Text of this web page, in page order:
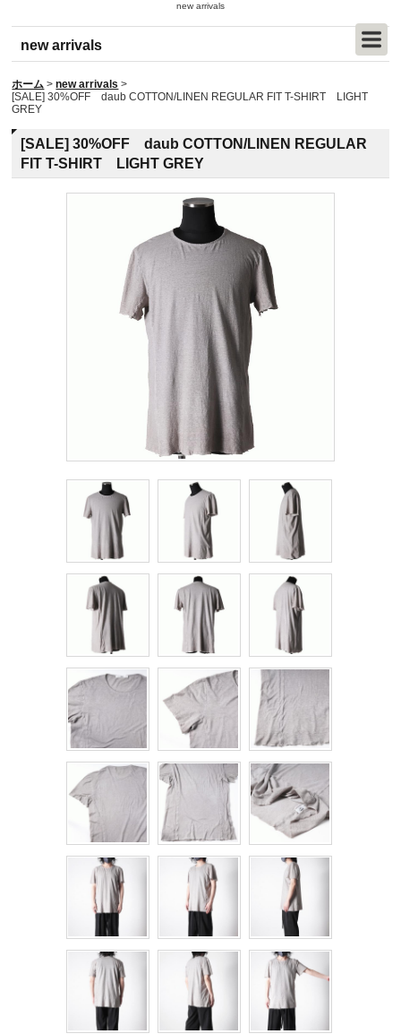
new arrivals
new arrivals
ホーム > new arrivals >
[SALE] 30%OFF daub COTTON/LINEN REGULAR FIT T-SHIRT LIGHT
GREY
[SALE] 30%OFF daub COTTON/LINEN REGULAR
FIT T-SHIRT LIGHT GREY